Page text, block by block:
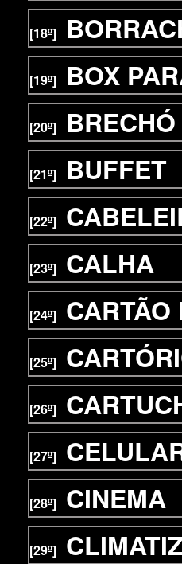
[18º]
[19º] BOX
[20º] BRECHÓ
[21º] BUFFET
[22º]
[23º] CALHA
[24º] CARTÃO
[25º]
[26º]
[27º]
[28º] CINEMA
[29º]